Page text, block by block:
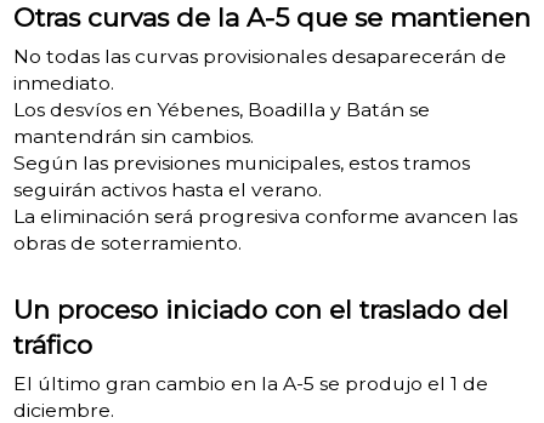
Otras curvas de la A-5 que se mantienen
No todas las curvas provisionales desaparecerán de
inmediato.
Los desvíos en Yébenes, Boadilla y Batán se
mantendrán sin cambios.
Según las previsiones municipales, estos tramos
seguirán activos hasta el verano.
La eliminación será progresiva conforme avancen las
obras de soterramiento.
Un proceso iniciado con el traslado del
tráfico
El último gran cambio en la A-5 se produjo el 1 de
diciembre.